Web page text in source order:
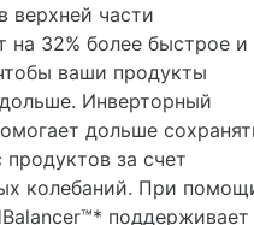
верхней части
на 32% более быстрое и
ваши продукты
Инверторный
дольше
за счет
колебаний. При
поддерживает